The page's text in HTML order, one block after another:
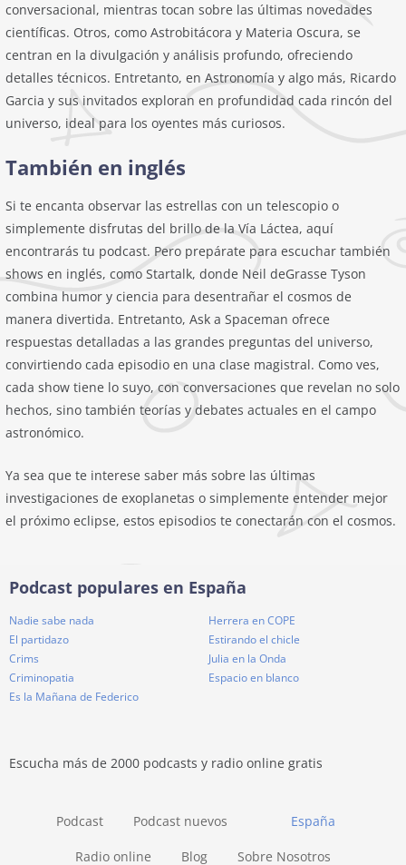
conversacional, mientras tocan sobre las últimas novedades
científicas. Otros, como Astrobitácora y Materia Oscura, se
centran en la divulgación y análisis profundo, ofreciendo
detalles técnicos. Entretanto, en Astronomía y algo más, Ricardo
Garcia y sus invitados exploran en profundidad cada rincón del
universo, ideal para los oyentes más curiosos.
También en inglés
Si te encanta observar las estrellas con un telescopio o
simplemente disfrutas del brillo de la Vía Láctea, aquí
encontrarás tu podcast. Pero prepárate para escuchar también
shows en inglés, como Startalk, donde Neil deGrasse Tyson
combina humor y ciencia para desentrañar el cosmos de
manera divertida. Entretanto, Ask a Spaceman ofrece
respuestas detalladas a las grandes preguntas del universo,
convirtiendo cada episodio en una clase magistral. Como ves,
cada show tiene lo suyo, con conversaciones que revelan no solo
hechos, sino también teorías y debates actuales en el campo
astronómico.
Ya sea que te interese saber más sobre las últimas
investigaciones de exoplanetas o simplemente entender mejor
el próximo eclipse, estos episodios te conectarán con el cosmos.
Podcast populares en España
Nadie sabe nada
El partidazo
Crims
Criminopatia
Es la Mañana de Federico
Herrera en COPE
Estirando el chicle
Julia en la Onda
Espacio en blanco
Escucha más de 2000 podcasts y radio online gratis
España
Podcast Podcast nuevos
Radio online Blog Sobre Nosotros